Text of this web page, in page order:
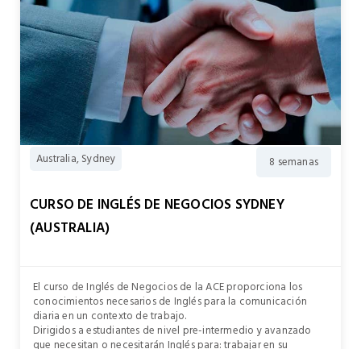
Australia, Sydney 8 semanas
CURSO DE INGLÉS DE NEGOCIOS SYDNEY
(AUSTRALIA)
El curso de Inglés de Negocios de la ACE proporciona los
conocimientos necesarios de Inglés para la comunicación
diaria en un contexto de trabajo.
Dirigidos a estudiantes de nivel pre-intermedio y avanzado
que necesitan o necesitarán Inglés para: trabajar en su